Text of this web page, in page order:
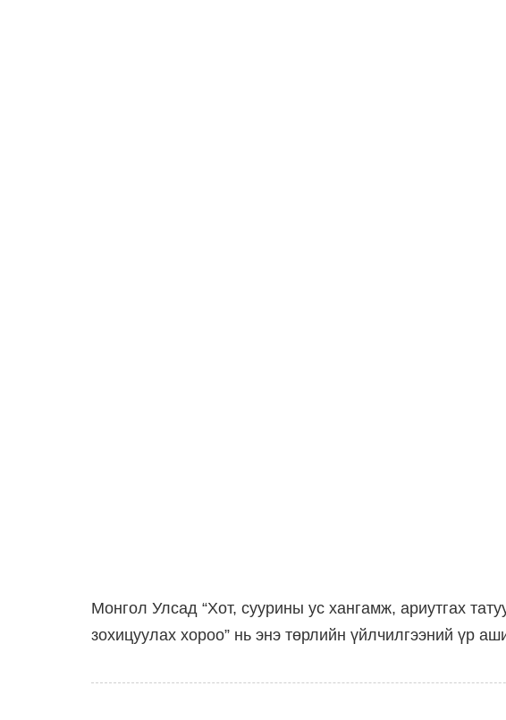
Монгол Улсад “Хот, суурины ус хангамж, ариутгах
зохицуулах хороо” нь энэ төрлийн үйлчилгээний үр